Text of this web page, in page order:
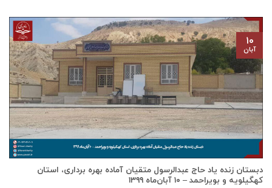
دبستان زنده ياد حاج عبدالرسول متقيان آماده بهره برداری، استان
كهگيلويه و بويراحمد – ۱۰ آبان‌ماه ۱۳۹۹
۱۰
آبان